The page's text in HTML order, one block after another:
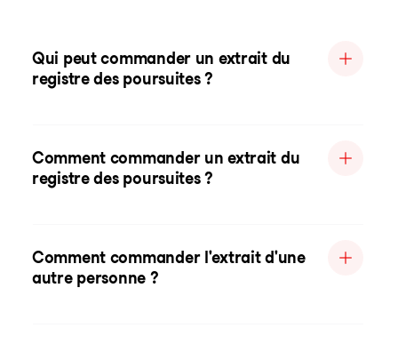
Qui peut commander un extrait du
registre des poursuites ?
Comment commander un extrait du
registre des poursuites ?
Comment commander l'extrait d'une
autre personne ?